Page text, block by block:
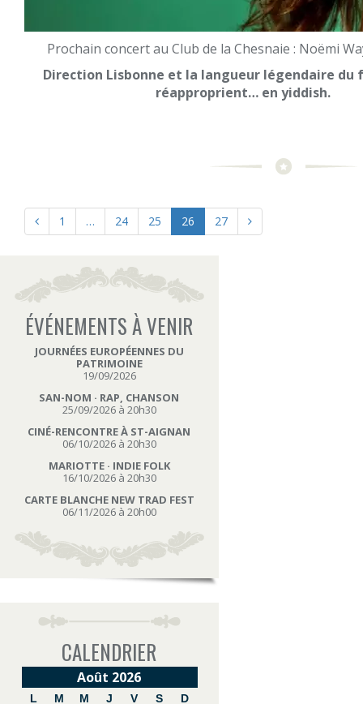
Prochain concert au Club de la Chesnaie : Noëmi
Direction Lisbonne et la langueur légendaire du
réapproprient… en yiddish.
1 … 24 25 26 27
ÉVÉNEMENTS À VENIR
JOURNÉES EUROPÉENNES DU
PATRIMOINE
19/09/2026
SAN-NOM · RAP, CHANSON
25/09/2026 à 20h30
CINÉ-RENCONTRE À ST-AIGNAN
06/10/2026 à 20h30
MARIOTTE · INDIE FOLK
16/10/2026 à 20h30
CARTE BLANCHE NEW TRAD FEST
06/11/2026 à 20h00
CALENDRIER
Août 2026
L M M J V S D